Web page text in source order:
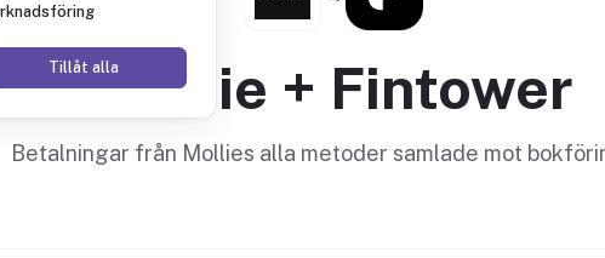
Tillåt allaMollie + Fintower
Betalningar från Mollies alla metoder samlade mot